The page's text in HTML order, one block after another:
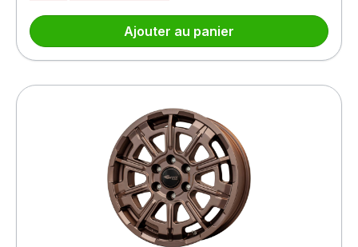
Ajouter au panier